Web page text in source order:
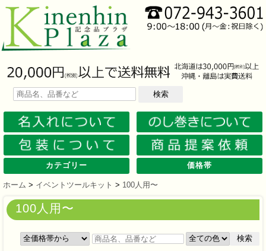
検索
カテゴリー
文房具
メモ・ふせん
ノート・ノートカバー
ファイル・ホルダー
収納ケース・ペンケース
カード・パス・名刺ケース
印鑑・スタンプ
マグネット
電卓
キーホルダー
ルーペ
デスク周りグッズ
その他
筆記具 単色ボールペン
多色・多機能ペン
国内メーカー筆記具
高級筆記具
マーカー・色鉛筆・クレヨン
シャープペン
万年筆
その他
防災グッズ ライト
電池不要！防災用品
ラジオ
ブランケット・シート
携帯充電可能グッズ
非常食
防災セット
その他
防犯グッズ
インテリア フォトフレーム
アロマディフューザー
ライト・キャンドル
インテリア小物
クッション・チェア
キッチン 水回り
スチーマー・鍋
調理用品
保存用品
キッチン家電
タイマー
はかり・スケール
その他
時計 置時計・目覚し時計
壁掛時計
多機能時計
電波時計
腕時計・ストップウォッチ
その他
バッグ・財布 トートバッグ
ポーチ・巾着
エコバッグ
保温冷バッグ
レジカゴバッグ
財布
同柄シリーズ
その他
ファンシー雑貨 玩具
アニマルキャラクター
スイーツモチーフ
アクセサリー
お守・縁起物
その他
レジャー・ガーデニング 保温冷バッグ・ケース
水筒・ボトル・タンブラー
ランチボックス
シート・クッション・チェアー
ドライブ・トラベル
ライト・ツール
ガーデニング用品
夏グッズ
その他
家庭用品 紙製品
掃除用品
洗濯用品
生活家電
便利グッズ
セット商品・ギフト商品
メディカル用品
うちわ・扇子
カイロ・湯たんぽ
その他
テーブルウェア 陶磁器
カップ・湯呑
ガラス製品
おはし類・カトラリー
タンブラー
その他
繊維製品 タオル
クロス・クリーナー
ブランケット
マフラー・スカーフ
衣類
その他
美容グッズ コスメグッズ
ミラー
ネイルケア
バスグッズ
その他
健康グッズ 体脂肪対策
マッサージ・リラックス
温湿度管理
歩数計
その他
傘・雨具 長傘
折りたたみ傘
晴雨兼用傘
レインコート・ポンチョ
その他
食品 お菓子類
ラーメン
うどん・そば
そうめん
麺類その他
お米・餅
調味料
飲み物
非常食
プチギフト
その他
カレンダー
スマホ・タブレット・PC関連 バッテリー&充電器
タッチペン
クリーナー
PC関連グッズ
スマホ関連グッズ
キャラクターグッズ 文房具
バッグ・財布
レジャー用品
テーブルウェア
繊維製品
その他
イベントツールキット 〜30人用
〜50人用
100人用〜
その他
価格帯
100円以下
101円～150円
151円～200円
201円～300円
301円～400円
401円～500円
501円～600円
601円～800円
801円～1000円
1001円～1500円
1501円～2000円
2001円～3000円
3001円～5000円
5001円以上
ホーム > イベントツールキット > 100人用〜
100人用〜
検索